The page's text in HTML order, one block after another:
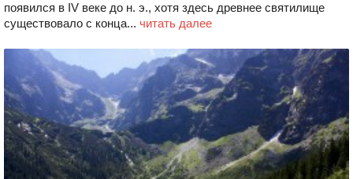
появился в IV веке до н. э., хотя здесь древнее святилище
существовало с конца... читать далее